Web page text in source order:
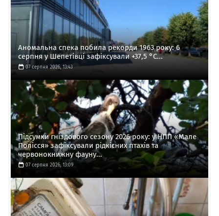
Аномальна спека побила рекорди 1963 року: 6
серпня у Шепетівці зафіксували +37,5 °C...
07 серпня 2026, 13:43
Підсумки гніздового сезону 2026 року: у НПП «Мале
Полісся» зафіксували рідкісних птахів та
червонокнижну фауну...
07 серпня 2026, 13:09